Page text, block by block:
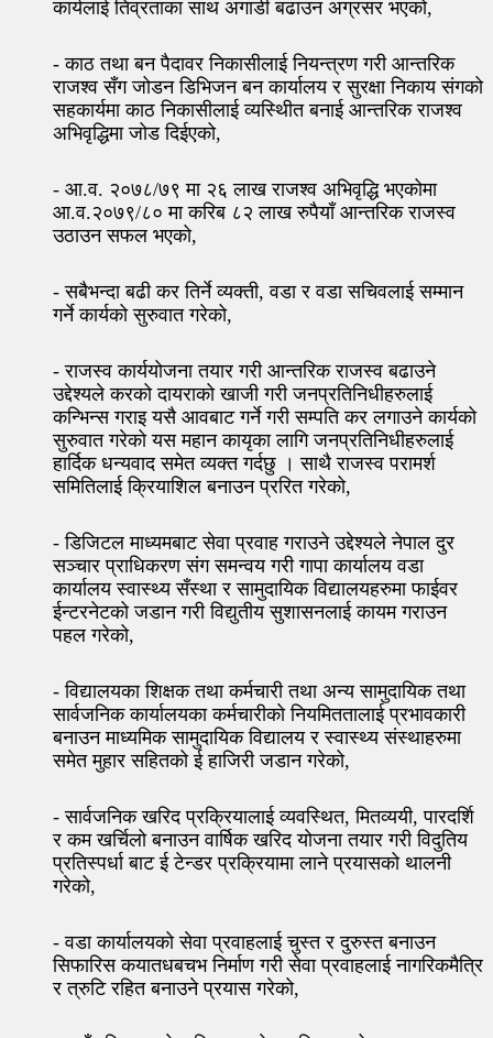
कार्यलाई तिव्रताका साथ अगाडी बढाउन अग्रसर भएको,
- काठ तथा बन पैदावर निकासीलाई नियन्त्रण गरी आन्तरिक
राजश्व सँग जोडन डिभिजन बन कार्यालय र सुरक्षा निकाय संगको
सहकार्यमा काठ निकासीलाई व्यस्थिीत बनाई आन्तरिक राजश्व
अभिवृद्धिमा जोड दिईएको,
- आ.व. २०७८/७९ मा २६ लाख राजश्व अभिवृद्धि भएकोमा
आ.व.२०७९/८० मा करिब ८२ लाख रुपैयाँ आन्तरिक राजस्व
उठाउन सफल भएको,
- सबैभन्दा बढी कर तिर्ने व्यक्ती, वडा र वडा सचिवलाई सम्मान
गर्ने कार्यको सुरुवात गरेको,
- राजस्व कार्ययोजना तयार गरी आन्तरिक राजस्व बढाउने
उद्देश्यले करको दायराको खाजी गरी जनप्रतिनिधीहरुलाई
कन्भिन्स गराइ यसै आवबाट गर्ने गरी सम्पति कर लगाउने कार्यको
सुरुवात गरेको यस महान कायृका लागि जनप्रतिनिधीहरुलाई
हार्दिक धन्यवाद समेत व्यक्त गर्दछु । साथै राजस्व परामर्श
समितिलाई क्रियाशिल बनाउन प्ररित गरेको,
- डिजिटल माध्यमबाट सेवा प्रवाह गराउने उद्देश्यले नेपाल दुर
सञ्चार प्राधिकरण संग समन्वय गरी गापा कार्यालय वडा
कार्यालय स्वास्थ्य सँस्था र सामुदायिक विद्यालयहरुमा फाईवर
ईन्टरनेटको जडान गरी विद्युतीय सुशासनलाई कायम गराउन
पहल गरेको,
- विद्यालयका शिक्षक तथा कर्मचारी तथा अन्य सामुदायिक तथा
सार्वजनिक कार्यालयका कर्मचारीको नियमिततालाई प्रभावकारी
बनाउन माध्यमिक सामुदायिक विद्यालय र स्वास्थ्य संस्थाहरुमा
समेत मुहार सहितको ई हाजिरी जडान गरेको,
- सार्वजनिक खरिद प्रक्रियालाई व्यवस्थित, मितव्ययी, पारदर्शि
र कम खर्चिलो बनाउन वार्षिक खरिद योजना तयार गरी विदुतिय
प्रतिस्पर्धा बाट ई टेन्डर प्रक्रियामा लाने प्रयासको थालनी
गरेको,
- वडा कार्यालयको सेवा प्रवाहलाई चुस्त र दुरुस्त बनाउन
सिफारिस कयातधबचभ निर्माण गरी सेवा प्रवाहलाई नागरिकमैत्रि
र त्रुटि रहित बनाउने प्रयास गरेको,